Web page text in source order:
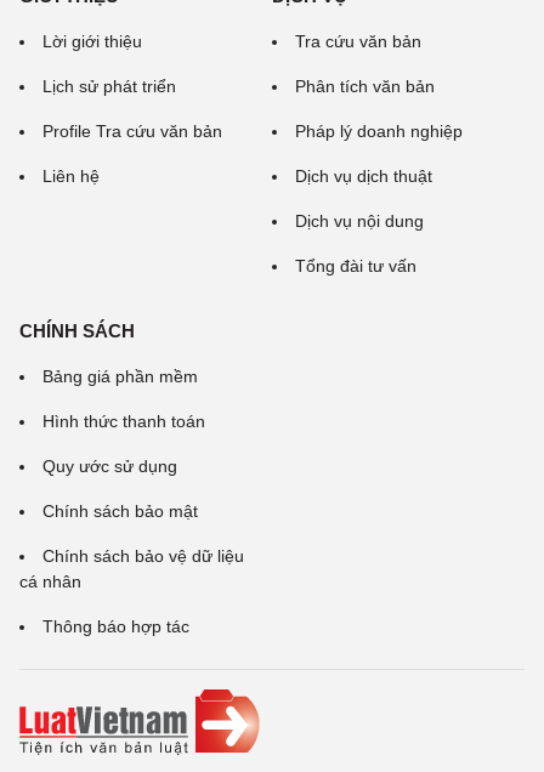
Lời giới thiệu
Lịch sử phát triển
Profile Tra cứu văn bản
Liên hệ
Tra cứu văn bản
Phân tích văn bản
Pháp lý doanh nghiệp
Dịch vụ dịch thuật
Dịch vụ nội dung
Tổng đài tư vấn
CHÍNH SÁCH
Bảng giá phần mềm
Hình thức thanh toán
Quy ước sử dụng
Chính sách bảo mật
Chính sách bảo vệ dữ liệu
cá nhân
Thông báo hợp tác